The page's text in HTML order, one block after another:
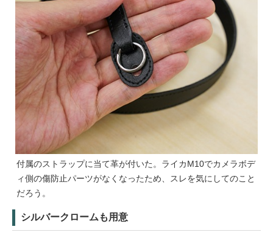
付属のストラップに当て革が付いた。ライカM10でカメラボデ
ィ側の傷防止パーツがなくなったため、スレを気にしてのこと
だろう。
シルバークロームも用意